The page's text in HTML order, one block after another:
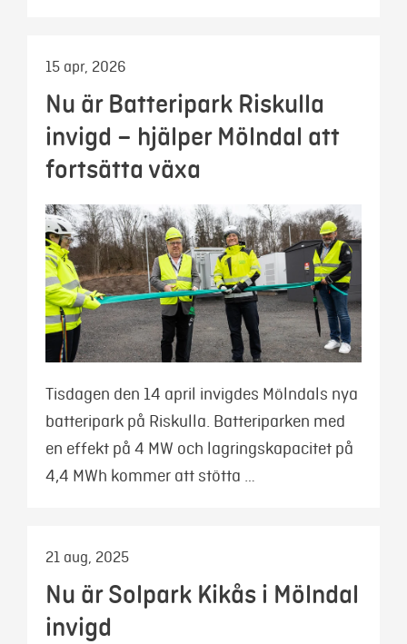
15 apr, 2026
Nu är Batteripark Riskulla
invigd – hjälper Mölndal att
fortsätta växa
Tisdagen den 14 april invigdes Mölndals nya
batteripark på Riskulla. Batteriparken med
en effekt på 4 MW och lagringskapacitet på
4,4 MWh kommer att stötta …
21 aug, 2025
Nu är Solpark Kikås i Mölndal
invigd